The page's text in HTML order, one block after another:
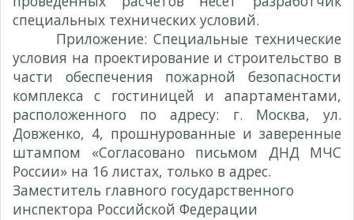
специальных технических условий.
: Специальные технические
условия на проектирование и строительство в
части обеспечения пожарной безопасности
комплекса с гостиницей и апартаментами,
расположенного по адресу: г. Москва, ул.
Довженко, 4, прошнурованные и заверенные
штампом «Согласовано письмом ДНД МЧС
России» на 16 листах, только в адрес.
Заместитель главного государственного
инспектора Российской Федерации